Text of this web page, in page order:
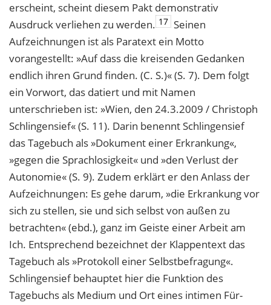
erscheint, scheint diesem Pakt demonstrativ
Ausdruck verliehen zu werden. 17 Seinen
Aufzeichnungen ist als Paratext ein Motto
vorangestellt: »Auf dass die kreisenden Gedanken
endlich ihren Grund finden. (C. S.)« (S. 7). Dem folgt
ein Vorwort, das datiert und mit Namen
unterschrieben ist: »Wien, den 24.3.2009 / Christoph
Schlingensief« (S. 11). Darin benennt Schlingensief
das Tagebuch als »Dokument einer Erkrankung«,
»gegen die Sprachlosigkeit« und »den Verlust der
Autonomie« (S. 9). Zudem erklärt er den Anlass der
Aufzeichnungen: Es gehe darum, »die Erkrankung vor
sich zu stellen, sie und sich selbst von außen zu
betrachten« (ebd.), ganz im Geiste einer Arbeit am
Ich. Entsprechend bezeichnet der Klappentext das
Tagebuch als »Protokoll einer Selbstbefragung«.
Schlingensief behauptet hier die Funktion des
Tagebuchs als Medium und Ort eines intimen Für-